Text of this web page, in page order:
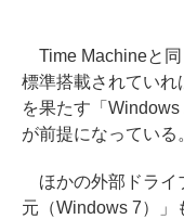
Time Machineと同
標準搭載されていれ
を果たす「
が前提になっている
ほかの外部ドライ
元（Windows 7）」